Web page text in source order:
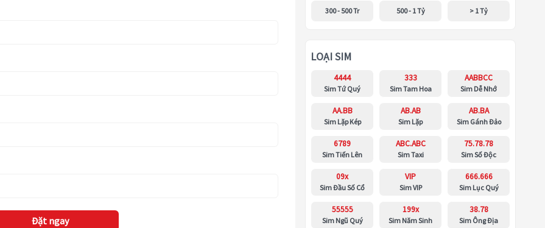
Đặt ngay
300 - 500 Tr 500 - 1 Tỷ > 1 Tỷ
LOẠI SIM
4444
Sim Tứ Quý
333
Sim Tam Hoa
AABBCC
Sim Dễ Nhớ
AA.BB
Sim Lặp Kép
AB.AB
Sim Lặp
AB.BA
Sim Gánh Đảo
6789
Sim Tiến Lên
ABC.ABC
Sim Taxi
75.78.78
Sim Số Độc
09x
Sim Đầu Số Cổ
VIP
Sim VIP
666.666
Sim Lục Quý
55555
Sim Ngũ Quý
199x
Sim Năm Sinh
38.78
Sim Ông Địa